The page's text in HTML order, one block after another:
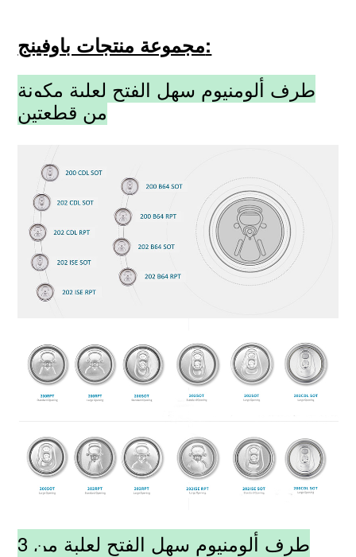
مجموعة منتجات باوفينج:
طرف ألومنيوم سهل الفتح لعلبة مكونة
من قطعتين
طرف ألومنيوم سهل الفتح لعلبة من 3